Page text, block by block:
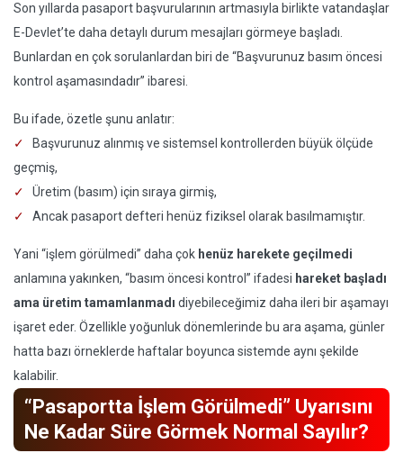
Son yıllarda pasaport başvurularının artmasıyla birlikte vatandaşlar
E-Devlet’te daha detaylı durum mesajları görmeye başladı.
Bunlardan en çok sorulanlardan biri de “Başvurunuz basım öncesi
kontrol aşamasındadır” ibaresi.
Bu ifade, özetle şunu anlatır:
Başvurunuz alınmış ve sistemsel kontrollerden büyük ölçüde
geçmiş,
Üretim (basım) için sıraya girmiş,
Ancak pasaport defteri henüz fiziksel olarak basılmamıştır.
Yani “işlem görülmedi” daha çok henüz harekete geçilmedi
anlamına yakınken, “basım öncesi kontrol” ifadesi hareket başladı
ama üretim tamamlanmadı diyebileceğimiz daha ileri bir aşamayı
işaret eder. Özellikle yoğunluk dönemlerinde bu ara aşama, günler
hatta bazı örneklerde haftalar boyunca sistemde aynı şekilde
kalabilir.
“Pasaportta İşlem Görülmedi” Uyarısını
Ne Kadar Süre Görmek Normal Sayılır?